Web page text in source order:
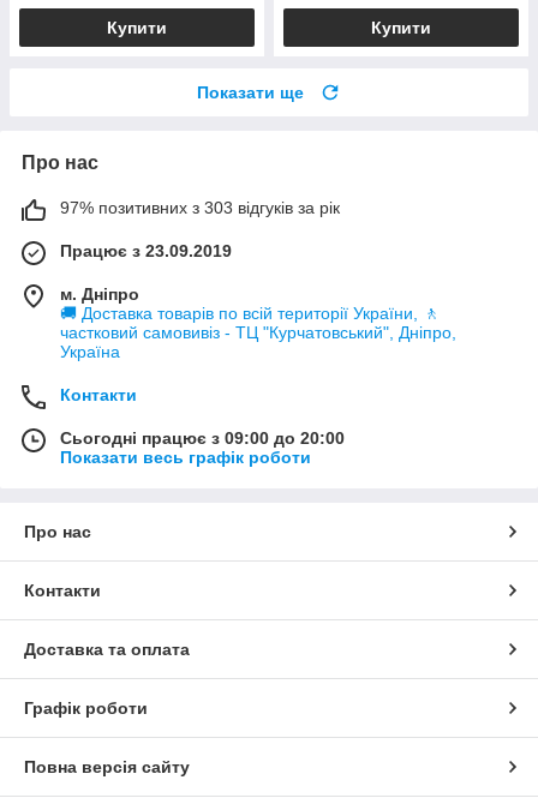
Купити Купити
Показати ще
Про нас
97% позитивних з 303 відгуків за рік
Працює з 23.09.2019
м. Дніпро
🚚 Доставка товарів по всій території України, 🚶
частковий самовивіз - ТЦ "Курчатовський", Дніпро,
Україна
Контакти
Сьогодні працює з 09:00 до 20:00
Показати весь графік роботи
Про нас
Контакти
Доставка та оплата
Графік роботи
Повна версія сайту